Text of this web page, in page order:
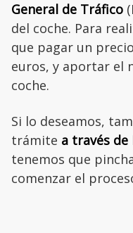
General de Tráfico
del coche. Para
que pagar un
euros, y aportar el
coche.
Si lo deseamos,
trámite a través
tenemos que
comenzar el